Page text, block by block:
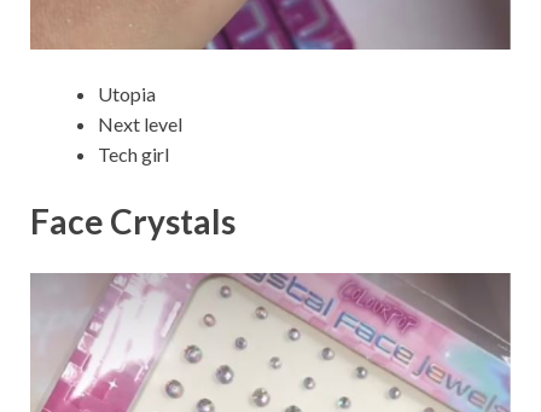
Utopia
Next level
Tech girl
Face Crystals